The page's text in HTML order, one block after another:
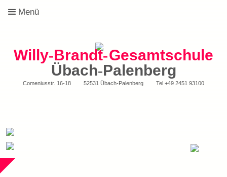
Menü
Willy-Brandt-Gesamtschule
Übach-Palenberg
Comeniusstr. 16-18 52531 Übach-Palenberg Tel +49 2451 93100